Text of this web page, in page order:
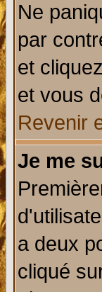
Ne
par
et
et vous
Revenir
Je me
a deux
cliqué